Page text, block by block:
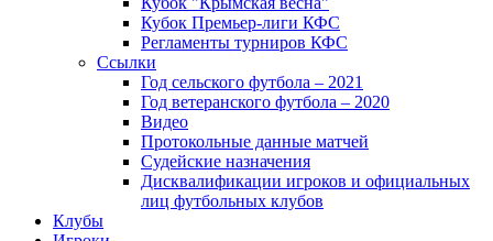
Кубок Премьер-лиги КФС
Регламенты турниров КФС
Ссылки
Год сельского футбола – 2021
Год ветеранского футбола – 2020
Видео
Протокольные данные матчей
Судейские назначения
Дисквалификации игроков и официальных
лиц футбольных клубов
Клубы